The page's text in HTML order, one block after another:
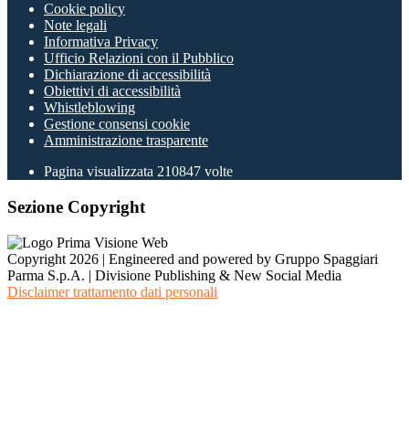
Cookie policy
Note legali
Informativa Privacy
Ufficio Relazioni con il Pubblico
Dichiarazione di accessibilità
Obiettivi di accessibilità
Whistleblowing
Gestione consensi cookie
Amministrazione trasparente
Pagina visualizzata 210847 volte
Sezione Copyright
Copyright 2026 | Engineered and powered by Gruppo Spaggiari
Parma S.p.A. | Divisione Publishing & New Social Media
Disclaimer trattamento dati personali